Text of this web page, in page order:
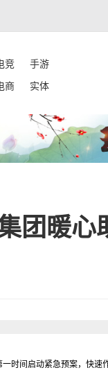
竞 手游
商 实体
暖心
间启动紧急预案，快速